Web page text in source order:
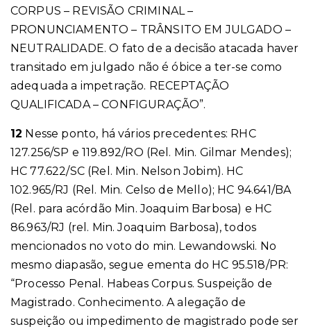
CORPUS – REVISÃO CRIMINAL –
PRONUNCIAMENTO – TRÂNSITO EM JULGADO –
NEUTRALIDADE. O fato de a decisão atacada haver
transitado em julgado não é óbice a ter-se como
adequada a impetração. RECEPTAÇÃO
QUALIFICADA – CONFIGURAÇÃO”.
12 Nesse ponto, há vários precedentes: RHC
127.256/SP e 119.892/RO (Rel. Min. Gilmar Mendes);
HC 77.622/SC (Rel. Min. Nelson Jobim). HC
102.965/RJ (Rel. Min. Celso de Mello); HC 94.641/BA
(Rel. para acórdão Min. Joaquim Barbosa) e HC
86.963/RJ (rel. Min. Joaquim Barbosa), todos
mencionados no voto do min. Lewandowski. No
mesmo diapasão, segue ementa do HC 95.518/PR:
“Processo Penal. Habeas Corpus. Suspeição de
Magistrado. Conhecimento. A alegação de
suspeição ou impedimento de magistrado pode ser